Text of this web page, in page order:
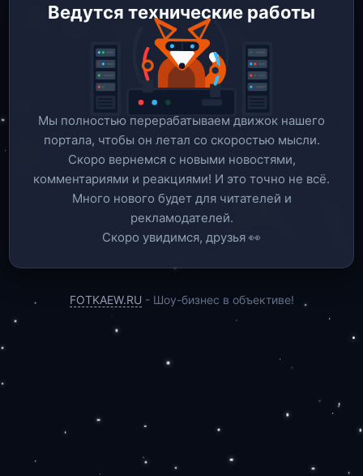
Ведутся технические работы
Мы полностью перерабатываем движок нашего
портала, чтобы он летал со скоростью мысли.
Скоро вернемся c новыми новостями,
комментариями и реакциями! И это точно не всё.
Много нового будет для читателей и
рекламодателей.
Скоро увидимся, друзья 👀
FOTKAEW.RU - Шоу-бизнес в объективе!